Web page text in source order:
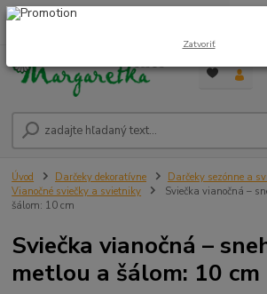
0948 236 042
Úvod Darčeky dekoratívne Darčeky sezónne a
Vianočné sviečky a svietniky
Sviečka vianočná –
šálom: 10 cm
Sviečka vianočná –
metlou a šálom: 10 cm
Zatvoriť